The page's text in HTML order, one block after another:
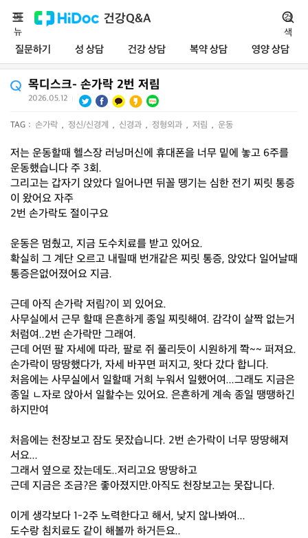
건강Q&A
질문하기 성 상담 건강 상담 복약 상담 영양 상담
메
뉴
검
색
목디스크- 손가락 2번 저림
2026.05.12
TAG : 손가락 , 정신/신경계 , 신경과 , 정형외과 , 저림 , 운동
저는 운동할때 헬스장 러닝머신에 휴대폰을 너무 밑에 놓고 6주를
운동했습니다 주 3회.
그리고는 갑자기 앉았다 일어나면 뒤꼴 땡기는 심한 전기 찌릿 통증
이 왔어요 자주
2번 손가락도 절이구요
운동은 멈췄고, 지금 도수치료를 받고 있어요.
확실히 그 계단 오르고 내릴때 번개같은 찌릿 통증, 앉았다 일어날때
통증은없어졌어요 지금.
근데 아직 손가락 저림?이 꾀 있어요.
사무실에서 근무 할때 은흔하게 종일 찌릿해여. 감각이 살짝 없는거
처럼여..2번 손가락만 그래여.
근데 어떤 팔 자세에 따라, 팔로 쥐 풀리듯이 시원하게 쫙~~ 퍼져요.
손가락이 땅땅했다가, 자세 바꾸면 퍼지고, 왓다 갔다 합니다.
처음에는 사무실에서 일할때 거희 누워서 일했어여...그래도 지금은
종일 ㄴ자로 앉아서 일할수는 있어요. 은흔하게 계속 종일 땡땡하긴
하지만여
처음에는 천장보고 잠도 못잤습니다. 2번 손가락이 너무 땅땅해져
서요...
그래서 옆으로 잤는데도..저리고요 땅땅하고
근데 지금은 조금?은 좋아졌지만.아직도 천장보고는 못잡니다.
이게 생각보다 1-2주 노력한다고 해서, 낮지 않나봐여...
도수랑 침치료도 같이 해볼까 하거든요..